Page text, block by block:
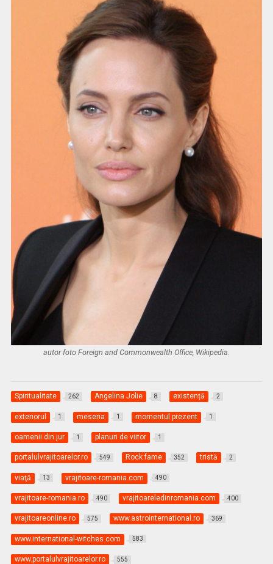
autor foto Foreign and Commonwealth Office, Wikipedia.
Spiritualitate 262 Angelina Jolie 8 existență 2
exteriorul 1 meseria 1 momentul prezent 1
oamenii din jur 1 planuri de viitor 1
portalulvrajitoarelor.ro 549 Rock fame 352 tristă 2
viaţă 13 vrajitoare-romania.com 490
vrajitoare-romania.ro 490 vrajitoareledinromania.com 400
vrajitoareonline.ro 575 www.astrointernational.ro 369
www.international-witches.com 583
www.portalulvrajitoarelor.ro 555